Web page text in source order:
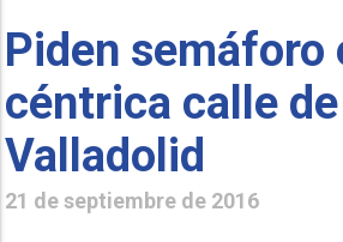
Piden semáforo
céntrica calle de
Valladolid
21 de septiembre de 2016